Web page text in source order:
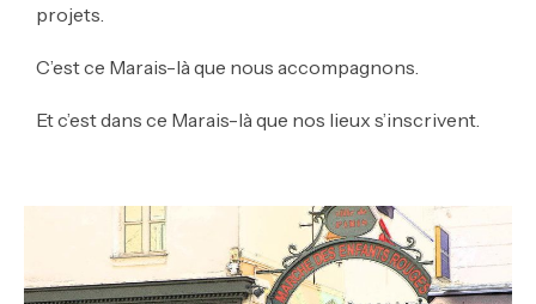
projets.
C’est ce Marais-là que nous accompagnons.
Et c’est dans ce Marais-là que nos lieux s’inscrivent.